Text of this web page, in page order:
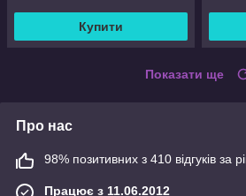
Купити
Показати ще
Про нас
98% позитивних з 410 відгуків за
Працює з 11.06.2012